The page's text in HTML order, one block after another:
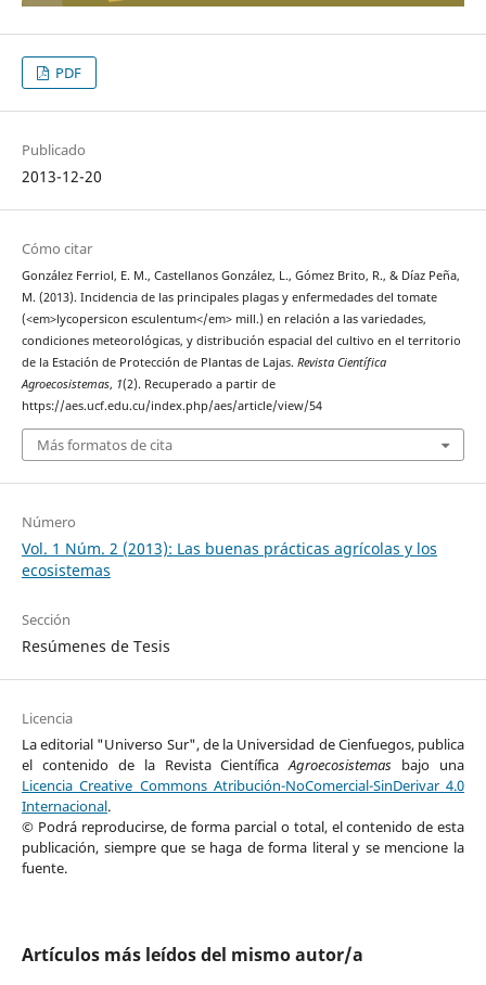
PDF
Publicado
2013-12-20
Cómo citar
González Ferriol, E. M., Castellanos González, L., Gómez Brito, R., & Díaz Peña,
M. (2013). Incidencia de las principales plagas y enfermedades del tomate
(<em>lycopersicon esculentum</em> mill.) en relación a las variedades,
condiciones meteorológicas, y distribución espacial del cultivo en el territorio
de la Estación de Protección de Plantas de Lajas. Revista Científica
Agroecosistemas, 1(2). Recuperado a partir de
https://aes.ucf.edu.cu/index.php/aes/article/view/54
Más formatos de cita
Número
Vol. 1 Núm. 2 (2013): Las buenas prácticas agrícolas y los
ecosistemas
Sección
Resúmenes de Tesis
Licencia
La editorial "Universo Sur", de la Universidad de Cienfuegos, publica
el contenido de la Revista Científica Agroecosistemas bajo una
Licencia Creative Commons Atribución-NoComercial-SinDerivar 4.0
Internacional.
© Podrá reproducirse, de forma parcial o total, el contenido de esta
publicación, siempre que se haga de forma literal y se mencione la
fuente.
Artículos más leídos del mismo autor/a